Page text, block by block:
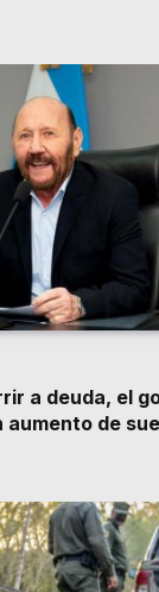
a deuda, el
de